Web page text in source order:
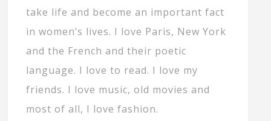
take life and become an important fact
in women’s lives. I love Paris, New York
and the French and their poetic
language. I love to read. I love my
friends. I love music, old movies and
most of all, I love fashion.